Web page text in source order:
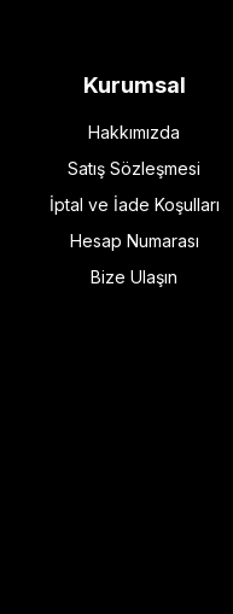
Kurumsal
Hakkımızda
Satış Sözleşmesi
İptal ve İade Koşulları
Hesap Numarası
Bize Ulaşın